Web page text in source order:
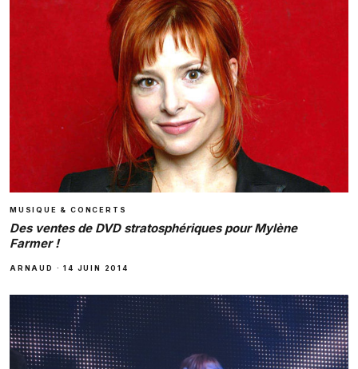
MUSIQUE & CONCERTS
Des ventes de DVD stratosphériques pour Mylène
Farmer !
ARNAUD ·14 JUIN 2014